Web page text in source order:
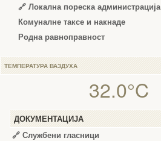
🔗 Локална пореска администрација
Комуналне таксе и накнаде
Родна равноправност
ТЕМПЕРАТУРА ВАЗДУХА
32.0°C
ДОКУМЕНТАЦИЈА
🔗 Службени гласници